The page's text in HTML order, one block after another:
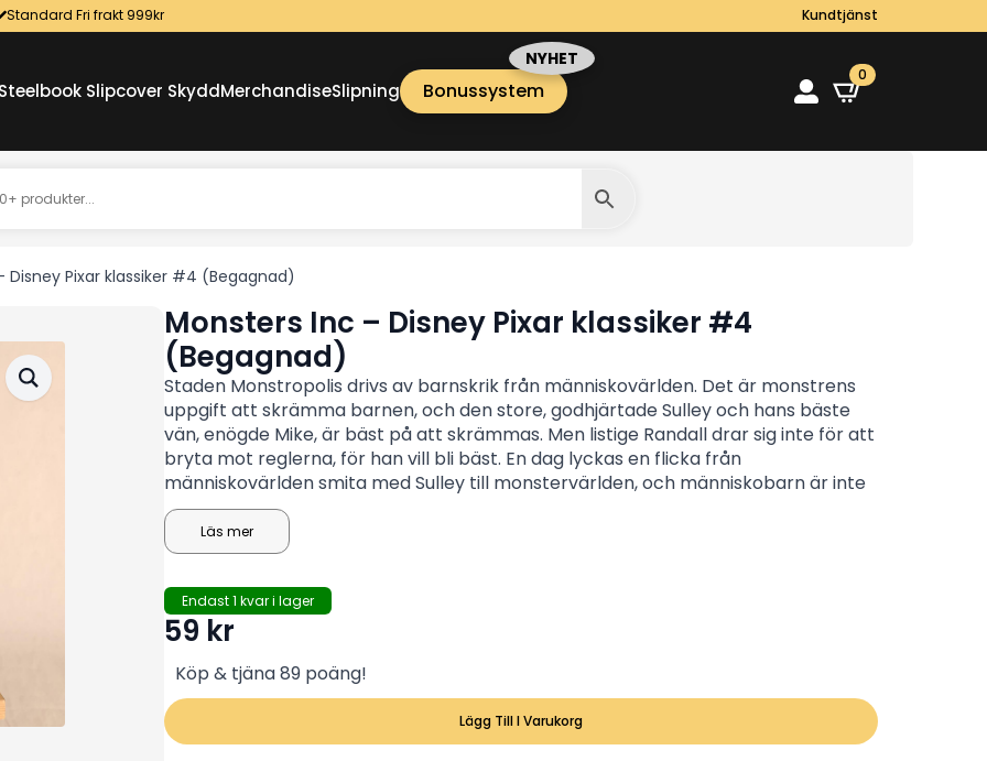
Standard Fri frakt 999kr Kundtjänst
Slipcover SkyddMerchandiseSlipning Bonussystem
0
Disney Pixar klassiker #4 (Begagnad)
Monsters Inc – Disney Pixar klassiker #4
(Begagnad)
Staden Monstropolis drivs av barnskrik från människovärlden. Det är monstrens
uppgift att skrämma barnen, och den store, godhjärtade Sulley och hans bäste
vän, enögde Mike, är bäst på att skrämmas. Men listige Randall drar sig inte för att
bryta mot reglerna, för han vill bli bäst. En dag lyckas en flicka från
människovärlden smita med Sulley till monstervärlden, och människobarn är inte
att leka med
Läs mer
Endast 1 kvar i lager
59 kr
Köp & tjäna 89 poäng!
Lägg Till I Varukorg